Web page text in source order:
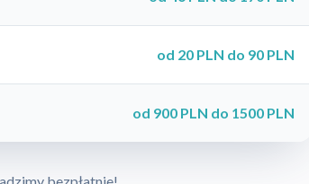
od 20 PLN do 90 PLN
od 900 PLN do 1500 PLN